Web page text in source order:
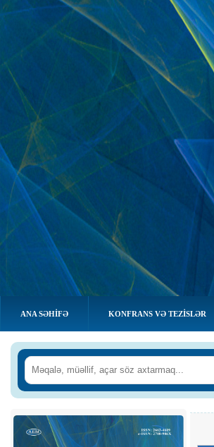
ANA SƏHIFƏ KONFRANS VƏ TEZİSLƏR